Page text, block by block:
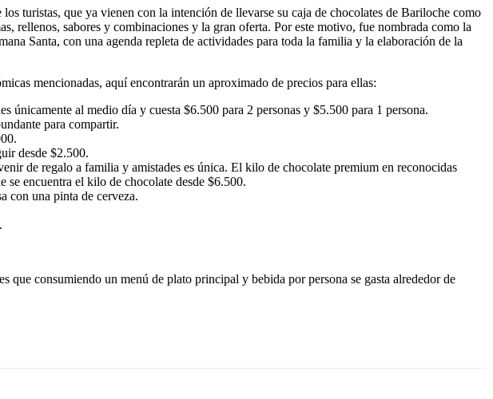
turistas, que ya vienen con la intención de llevarse su caja de chocolates de Bariloche como
rellenos, sabores y combinaciones y la gran oferta. Por este motivo, fue nombrada como la
Santa, con una agenda repleta de actividades para toda la familia y la elaboración de la
mencionadas, aquí encontrarán un aproximado de precios para ellas:
únicamente al medio día y cuesta $6.500 para 2 personas y $5.500 para 1 persona.
para compartir.
desde $2.500.
de regalo a familia y amistades es única. El kilo de chocolate premium en reconocidas
se encuentra el kilo de chocolate desde $6.500.
con una pinta de cerveza.
que consumiendo un menú de plato principal y bebida por persona se gasta alrededor de